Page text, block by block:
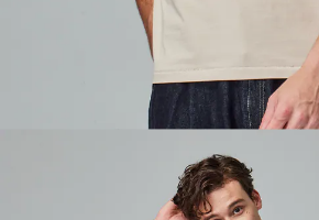
恩沛科技股份有限公司將有權停止該用戶之使用額